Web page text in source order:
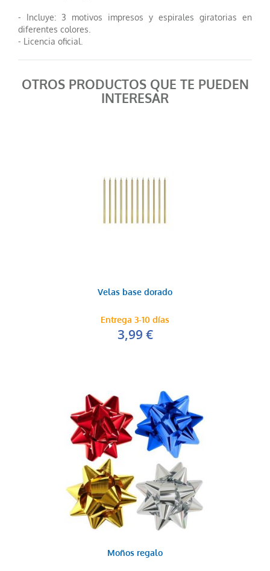
- Incluye: 3 motivos impresos y espirales giratorias en
diferentes colores.
- Licencia oficial.
OTROS PRODUCTOS QUE TE PUEDEN
INTERESAR
Velas base dorado
Entrega 3-10 días
3,99 €
Moños regalo